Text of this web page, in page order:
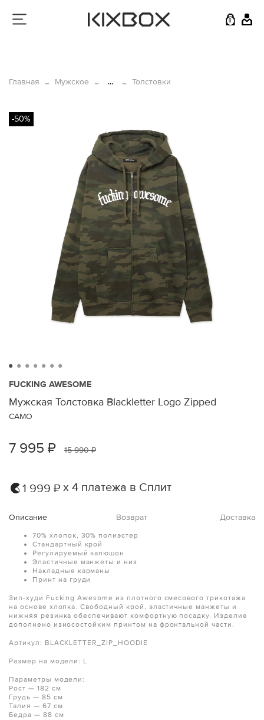
0
Главная Мужское ... Толстовки
-50%
FUCKING AWESOME
Мужская Толстовка Blackletter Logo Zipped
CAMO
7 995 ₽ 15 990 ₽
1 999 ₽ х 4 платежа в Сплит
Описание Возврат Доставка
70% хлопок, 30% полиэстер
Стандартный крой
Регулируемый капюшон
Эластичные манжеты и низ
Накладные карманы
Принт на груди
Зип-худи Fucking Awesome из плотного смесового трикотажа
на основе хлопка. Свободный крой, эластичные манжеты и
нижняя резинка обеспечивают комфортную посадку. Изделие
дополнено износостойким принтом на фронтальной части.
Артикул: BLACKLETTER_ZIP_HOODIE
Размер на модели: L
Параметры модели:
Рост — 182 см
Грудь — 85 см
Талия — 67 см
Бедра — 88 см